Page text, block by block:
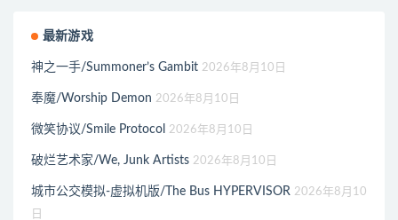
最新游戏
神之一手/Summoner’s Gambit 2026年8月10日
奉魔/Worship Demon 2026年8月10日
微笑协议/Smile Protocol 2026年8月10日
破烂艺术家/We, Junk Artists 2026年8月10日
城市公交模拟-虚拟机版/The Bus HYPERVISOR 2026年8月10
日